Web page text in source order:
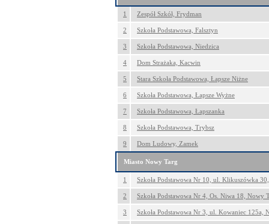
1 Zespół Szkół, Frydman
2 Szkoła Podstawowa, Falsztyn
3 Szkoła Podstawowa, Niedzica
4 Dom Strażaka, Kacwin
5 Stara Szkoła Podstawowa, Łapsze Niżne
6 Szkoła Podstawowa, Łapsze Wyżne
7 Szkoła Podstawowa, Łapszanka
8 Szkoła Podstawowa, Trybsz
9 Dom Ludowy, Zamek
Miasto Nowy Targ
1 Szkoła Podstawowa Nr 10, ul. Klikuszówka
2 Szkoła Podstawowa Nr 4, Os. Niwa 18, Nowy
3 Szkoła Podstawowa Nr 3, ul. Kowaniec 125a,